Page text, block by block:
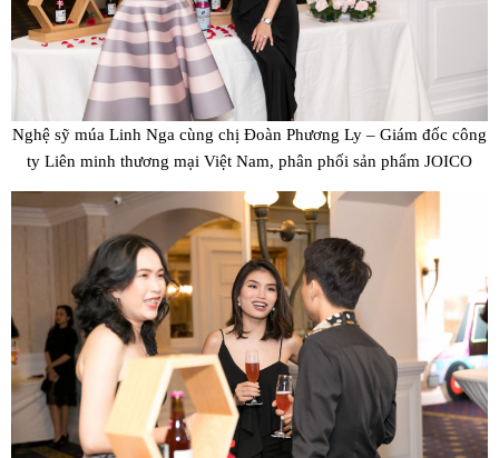
Nghệ sỹ múa Linh Nga cùng chị Đoàn Phương Ly – Giám đốc công
ty Liên minh thương mại Việt Nam, phân phối sản phẩm JOICO